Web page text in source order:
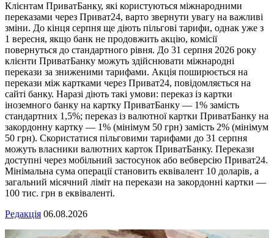
Клієнтам ПриватБанку, які користуються міжнародними
переказами через Приват24, варто звернути увагу на важливі
зміни. До кінця серпня ще діють пільгові тарифи, однак уже з
1 вересня, якщо банк не продовжить акцію, комісії
повернуться до стандартного рівня. До 31 серпня 2026 року
клієнти ПриватБанку можуть здійснювати міжнародні
перекази за зниженими тарифами. Акція поширюється на
перекази між картками через Приват24, повідомляється на
сайті банку. Наразі діють такі умови: переказ із картки
іноземного банку на картку ПриватБанку — 1% замість
стандартних 1,5%; переказ із валютної картки ПриватБанку на
закордонну картку — 1% (мінімум 50 грн) замість 2% (мінімум
50 грн). Скористатися пільговими тарифами до 31 серпня
можуть власники валютних карток ПриватБанку. Перекази
доступні через мобільний застосунок або вебверсію Приват24.
Мінімальна сума операції становить еквівалент 10 доларів, а
загальний місячний ліміт на перекази на закордонні картки —
100 тис. грн в еквіваленті.
Редакція 06.08.2026